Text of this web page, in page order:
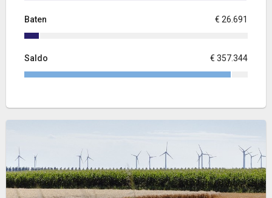
Baten € 26.691
Saldo € 357.344